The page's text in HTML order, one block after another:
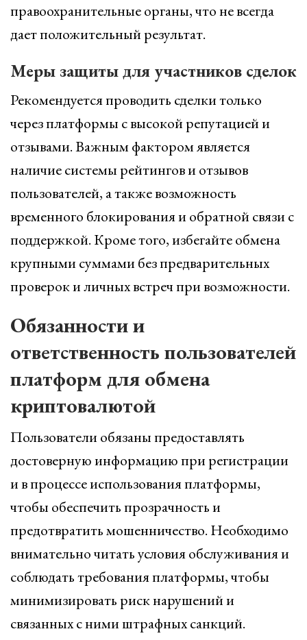
правоохранительные органы, что не всегда
дает положительный результат.
Меры защиты для участников сделок
Рекомендуется проводить сделки только
через платформы с высокой репутацией и
отзывами. Важным фактором является
наличие системы рейтингов и отзывов
пользователей, а также возможность
временного блокирования и обратной связи с
поддержкой. Кроме того, избегайте обмена
крупными суммами без предварительных
проверок и личных встреч при возможности.
Обязанности и
ответственность пользователей
платформ для обмена
криптовалютой
Пользователи обязаны предоставлять
достоверную информацию при регистрации
и в процессе использования платформы,
чтобы обеспечить прозрачность и
предотвратить мошенничество. Необходимо
внимательно читать условия обслуживания и
соблюдать требования платформы, чтобы
минимизировать риск нарушений и
связанных с ними штрафных санкций.